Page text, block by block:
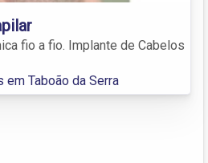
fio a fio. Implante de Cabelos
em Taboão da Serra